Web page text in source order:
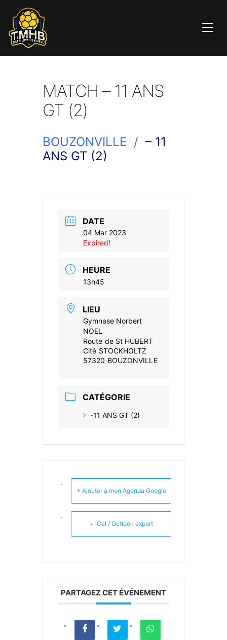
MATCH – 11 ANS
GT (2)
BOUZONVILLE / – 11
ANS GT (2)
DATE
04 Mar 2023
Expired!
HEURE
13h45
LIEU
Gymnase Norbert
NOEL
Route de St HUBERT
Cité STOCKHOLTZ
57320 BOUZONVILLE
CATÉGORIE
-11 ANS GT (2)
+ Ajouter à mon Agenda Google
+ iCal / Outlook export
PARTAGEZ CET ÉVÉNEMENT